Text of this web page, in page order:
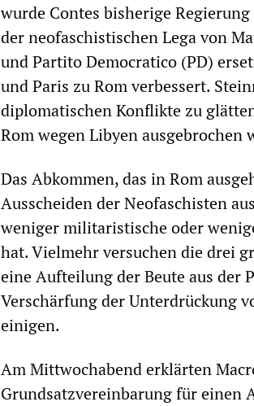
wurde Contes bisherige
der neofaschistischen Lega von
und Partito Democratico (PD)
und Paris zu Rom verbessert.
diplomatischen Konflikte zu
Rom wegen Libyen ausgebrochen
Das Abkommen, das in Rom
Ausscheiden der Neofaschisten
weniger militaristische oder
hat. Vielmehr versuchen die drei
eine Aufteilung der Beute aus der
Verschärfung der Unterdrückung
einigen.
Am Mittwochabend erklärten
Grundsatzvereinbarung für einen